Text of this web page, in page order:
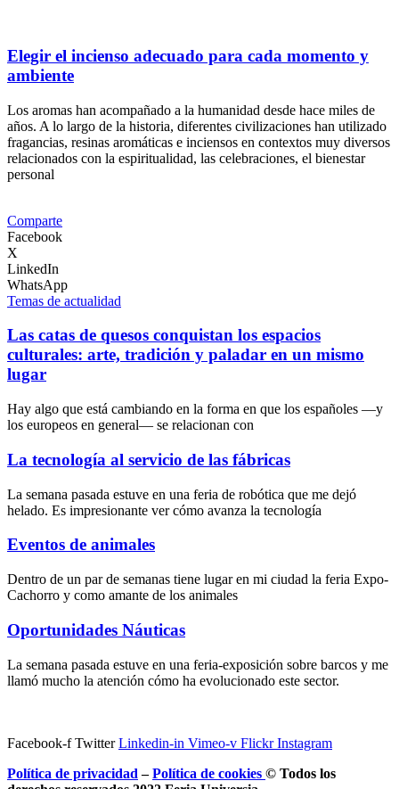
Elegir el incienso adecuado para cada momento y
ambiente
Los aromas han acompañado a la humanidad desde hace miles de
años. A lo largo de la historia, diferentes civilizaciones han utilizado
fragancias, resinas aromáticas e inciensos en contextos muy diversos
relacionados con la espiritualidad, las celebraciones, el bienestar
personal
Comparte
Facebook
X
LinkedIn
WhatsApp
Temas de actualidad
Las catas de quesos conquistan los espacios
culturales: arte, tradición y paladar en un mismo
lugar
Hay algo que está cambiando en la forma en que los españoles —y
los europeos en general— se relacionan con
La tecnología al servicio de las fábricas
La semana pasada estuve en una feria de robótica que me dejó
helado. Es impresionante ver cómo avanza la tecnología
Eventos de animales
Dentro de un par de semanas tiene lugar en mi ciudad la feria Expo-
Cachorro y como amante de los animales
Oportunidades Náuticas
La semana pasada estuve en una feria-exposición sobre barcos y me
llamó mucho la atención cómo ha evolucionado este sector.
Facebook-f Twitter Linkedin-in Vimeo-v Flickr Instagram
Política de privacidad –Política de cookies © Todos los